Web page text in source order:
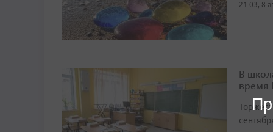
21:03, 8
В
время